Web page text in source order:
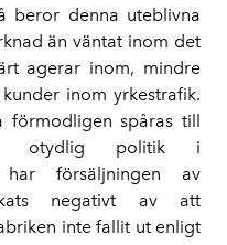
beror denna uteblivna
än väntat inom det
agerar inom, mindre
inom yrkestrafik.
förmodligen spåras till
otydlig politik i
har försäljningen av
negativt av att
inte fallit ut enligt